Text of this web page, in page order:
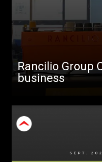
Rancilio Group
business